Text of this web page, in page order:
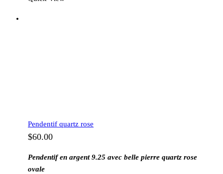
Pendentif quartz rose
$60.00
Pendentif en argent 9.25 avec belle pierre quartz rose
ovale